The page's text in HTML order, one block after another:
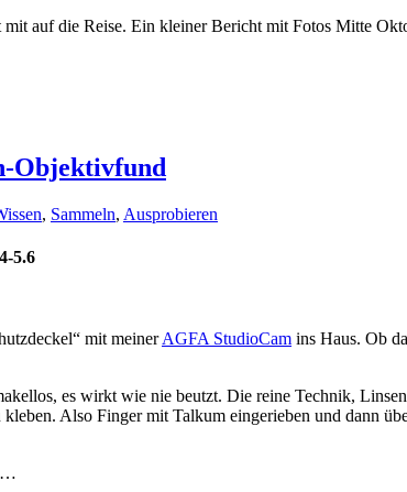
auf die Reise. Ein kleiner Bericht mit Fotos Mitte
Objektivfund
, Sammeln, Ausprobieren
5.6
mit meinerAGFA StudioCam ins Haus. Ob
es wirkt wie nie beutzt. Die reine Technik,
Also Finger mit Talkum eingerieben und dann
…